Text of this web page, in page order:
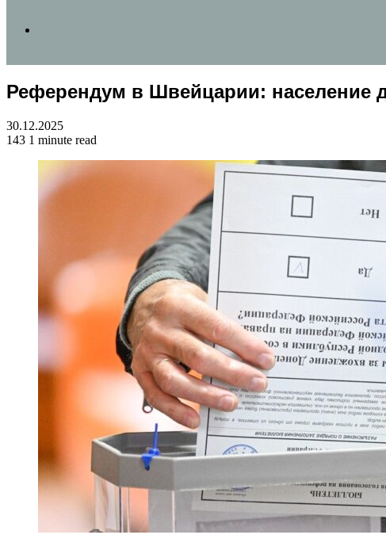
for
Референдум в Швейцарии: население
30.12.2025
143 1 minute read